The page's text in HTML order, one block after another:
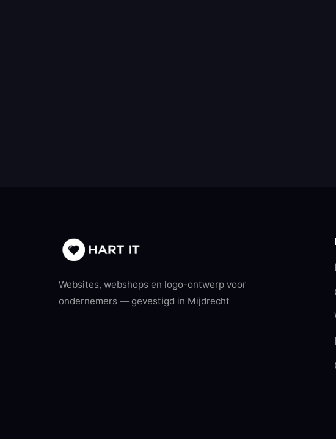
Websites, webshops en logo-ontwerp voor
ondernemers — gevestigd in Mijdrecht